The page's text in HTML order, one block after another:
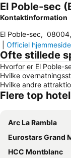
El Poble-sec
Kontaktinformation
El Poble-sec, 08004,
Officiel hjemmeside
Ofte stillede
Hvorfor er El Poble-
Hvilke
Hvilke andre
Flere top
Arc La Rambla
Eurostars Grand
HCC Montblanc